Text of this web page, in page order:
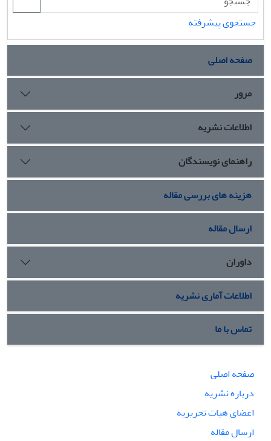
جستجوی پیشرفته
صفحه اصلی
مرور
اطلاعات نشریه
راهنمای نویسندگان
هزینه های بررسی مقاله
ارسال مقاله
داوران
اطلاعات آماری نشریه
تماس با ما
صفحه اصلی
درباره نشریه
اعضای هیات تحریریه
ارسال مقاله